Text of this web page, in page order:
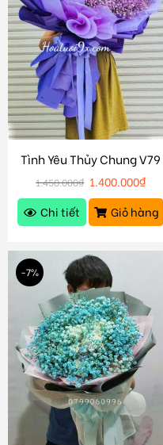
Tình Yêu Thủy Chung V79
1.450.000₫ 1.400.000₫
Chi tiết
Giỏ hàng
-7%